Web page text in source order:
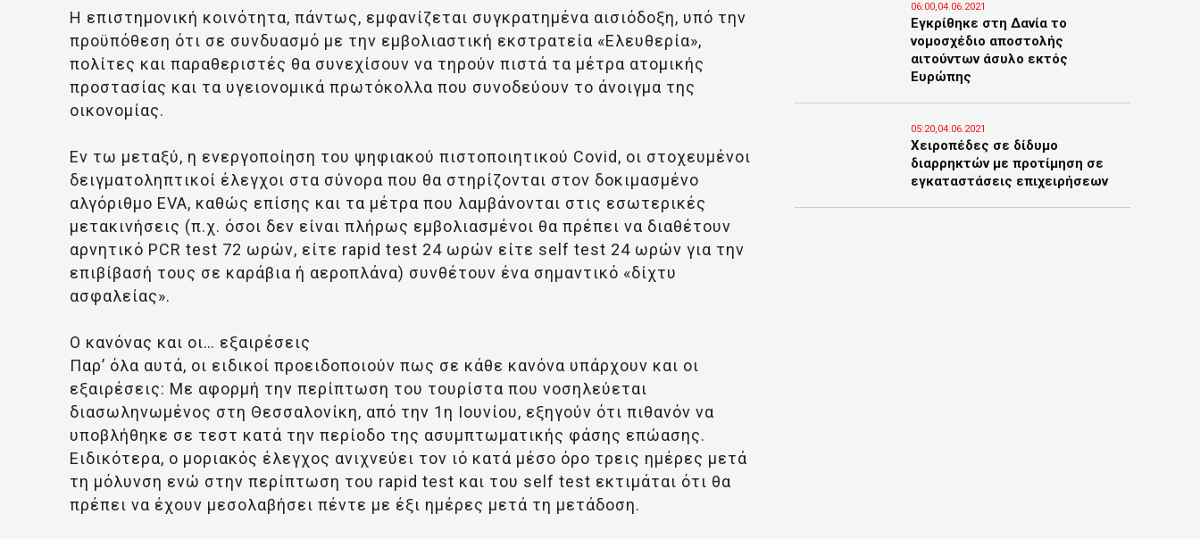
Η επιστημονική κοινότητα, πάντως, εμφανίζεται συγκρατημένα αισιόδοξη, υπό την
προϋπόθεση ότι σε συνδυασμό με την εμβολιαστική εκστρατεία «Ελευθερία»,
πολίτες και παραθεριστές θα συνεχίσουν να τηρούν πιστά τα μέτρα ατομικής
προστασίας και τα υγειονομικά πρωτόκολλα που συνοδεύουν το άνοιγμα της
οικονομίας.
Εν τω μεταξύ, η ενεργοποίηση του ψηφιακού πιστοποιητικού Covid, οι στοχευμένοι
δειγματοληπτικοί έλεγχοι στα σύνορα που θα στηρίζονται στον δοκιμασμένο
αλγόριθμο EVA, καθώς επίσης και τα μέτρα που λαμβάνονται στις εσωτερικές
μετακινήσεις (π.χ. όσοι δεν είναι πλήρως εμβολιασμένοι θα πρέπει να διαθέτουν
αρνητικό PCR test 72 ωρών, είτε rapid test 24 ωρών είτε self test 24 ωρών για την
επιβίβασή τους σε καράβια ή αεροπλάνα) συνθέτουν ένα σημαντικό «δίχτυ
ασφαλείας».
Ο κανόνας και οι… εξαιρέσεις
Παρ’ όλα αυτά, οι ειδικοί προειδοποιούν πως σε κάθε κανόνα υπάρχουν και οι
εξαιρέσεις: Με αφορμή την περίπτωση του τουρίστα που νοσηλεύεται
διασωληνωμένος στη Θεσσαλονίκη, από την 1η Ιουνίου, εξηγούν ότι πιθανόν να
υποβλήθηκε σε τεστ κατά την περίοδο της ασυμπτωματικής φάσης επώασης.
Ειδικότερα, ο μοριακός έλεγχος ανιχνεύει τον ιό κατά μέσο όρο τρεις ημέρες μετά
τη μόλυνση ενώ στην περίπτωση του rapid test και του self test εκτιμάται ότι θα
πρέπει να έχουν μεσολαβήσει πέντε με έξι ημέρες μετά τη μετάδοση.
06:00,04.06.2021
Εγκρίθηκε στη Δανία το
νομοσχέδιο αποστολής
αιτούντων άσυλο εκτός
Ευρώπης
05:20,04.06.2021
Χειροπέδες σε δίδυμο
διαρρηκτών με προτίμηση σε
εγκαταστάσεις επιχειρήσεων